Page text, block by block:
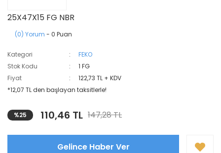
25X47X15 FG NBR
(0) Yorum - 0 Puan
Kategori
FEKO
Stok Kodu
1 FG
Fiyat
122,73 TL + KDV
*12,07 TL den başlayan taksitlerle!
%25 110,46 TL 147,28 TL
Gelince Haber Ver